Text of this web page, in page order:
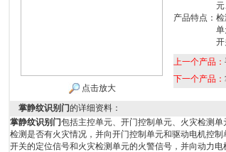
点击放大
产品特点： 检
上一个产品：
下一个产品：
掌静纹识别门的详细资料：
掌静纹识别门包括主控单元、开门控制单元、火灾检测
检测是否有火灾情况，并向开门控制单元和驱动电机控
开关的定位信号和火灾检测单元的火警信号，并向动力